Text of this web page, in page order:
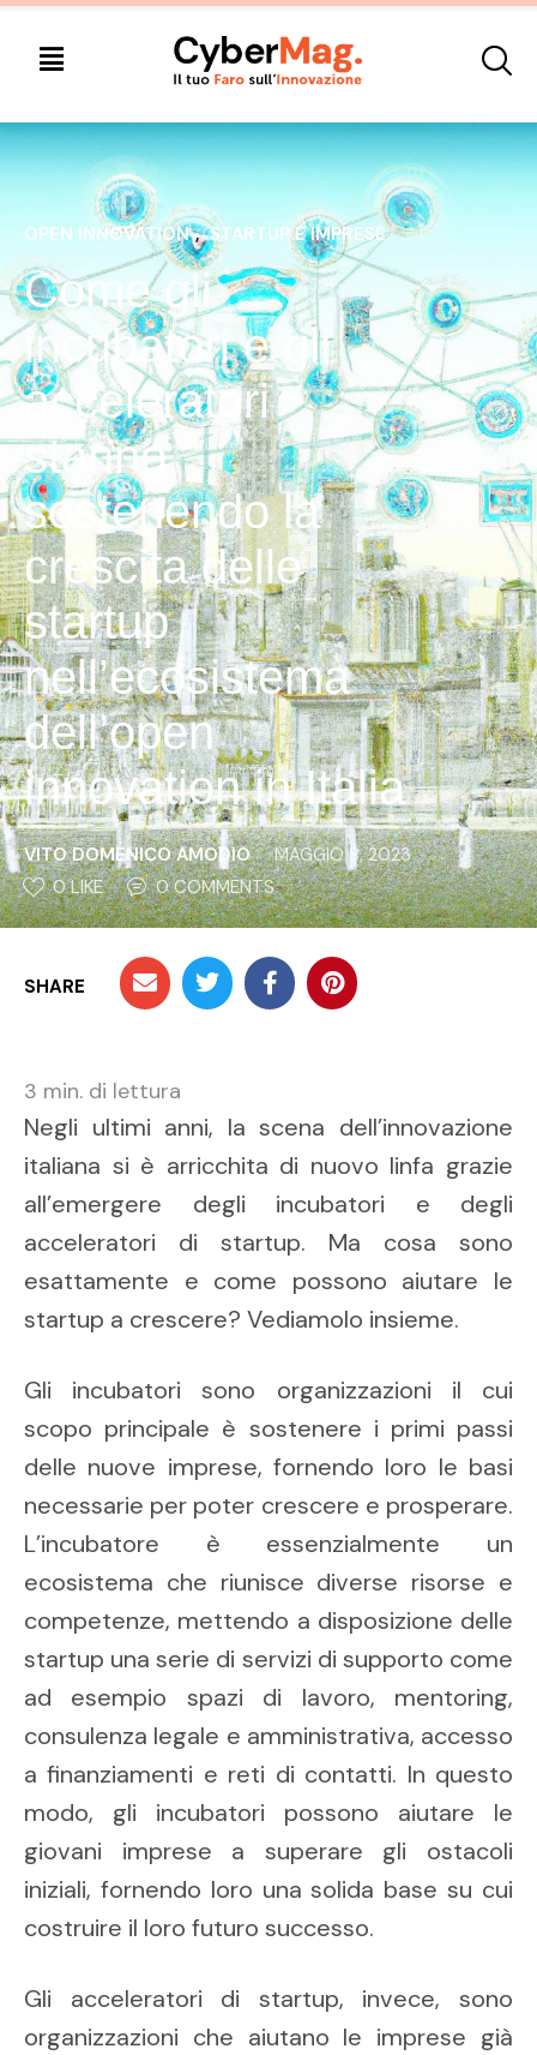
OPEN INNOVATION , STARTUP E IMPRESE
Come gli
incubatori e gli
acceleratori
stanno
sostenendo la
crescita delle
startup
nell’ecosistema
dell’open
innovation in Italia
VITO DOMENICO AMODIO
MAGGIO 8, 2023
0 LIKE 0 COMMENTS
SHARE
3 min. di lettura
Negli ultimi anni, la scena dell’innovazione
italiana si è arricchita di nuovo linfa grazie
all’emergere degli incubatori e degli
acceleratori di startup. Ma cosa sono
esattamente e come possono aiutare le
startup a crescere? Vediamolo insieme.
Gli incubatori sono organizzazioni il cui
scopo principale è sostenere i primi passi
delle nuove imprese, fornendo loro le basi
necessarie per poter crescere e prosperare.
L’incubatore è essenzialmente un
ecosistema che riunisce diverse risorse e
competenze, mettendo a disposizione delle
startup una serie di servizi di supporto come
ad esempio spazi di lavoro, mentoring,
consulenza legale e amministrativa, accesso
a finanziamenti e reti di contatti. In questo
modo, gli incubatori possono aiutare le
giovani imprese a superare gli ostacoli
iniziali, fornendo loro una solida base su cui
costruire il loro futuro successo.
Gli acceleratori di startup, invece, sono
organizzazioni che aiutano le imprese già